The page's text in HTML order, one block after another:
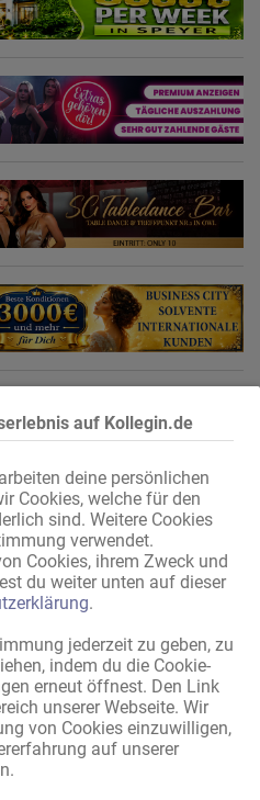
auf Kollegin.de
deine persönlichen
Cookies, welche für den
sind. Weitere Cookies
verwendet.
Cookies, ihrem Zweck und
du weiter unten auf dieser
.
jederzeit zu geben, zu
indem du die Cookie-
erneut öffnest. Den Link
unserer Webseite. Wir
von Cookies einzuwilligen,
auf unserer